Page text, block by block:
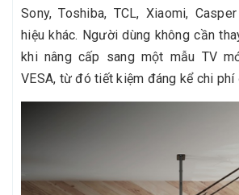
Sony, Toshiba, TCL, Xiaomi,
hiệu khác. Người dùng không cần
khi nâng cấp sang một mẫu TV
VESA, từ đó tiết kiệm đáng kể chi phí